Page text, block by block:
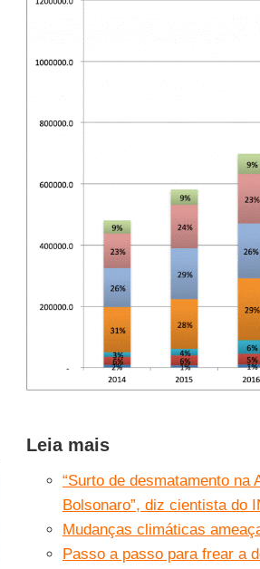
Leia mais
“Surto de desmatamento na
Bolsonaro”, diz cientista do
Mudanças climáticas
Passo a passo para frear a